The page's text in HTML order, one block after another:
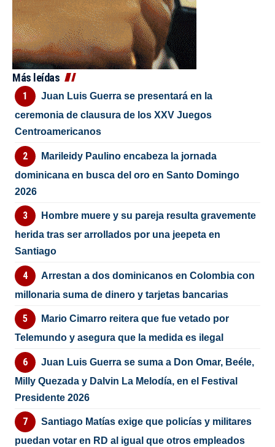
Más leídas
Juan Luis Guerra se presentará en la
ceremonia de clausura de los XXV Juegos
Centroamericanos
Marileidy Paulino encabeza la jornada
dominicana en busca del oro en Santo Domingo
2026
Hombre muere y su pareja resulta gravemente
herida tras ser arrollados por una jeepeta en
Santiago
Arrestan a dos dominicanos en Colombia con
millonaria suma de dinero y tarjetas bancarias
Mario Cimarro reitera que fue vetado por
Telemundo y asegura que la medida es ilegal
Juan Luis Guerra se suma a Don Omar, Beéle,
Milly Quezada y Dalvin La Melodía, en el Festival
Presidente 2026
Santiago Matías exige que policías y militares
puedan votar en RD al igual que otros empleados